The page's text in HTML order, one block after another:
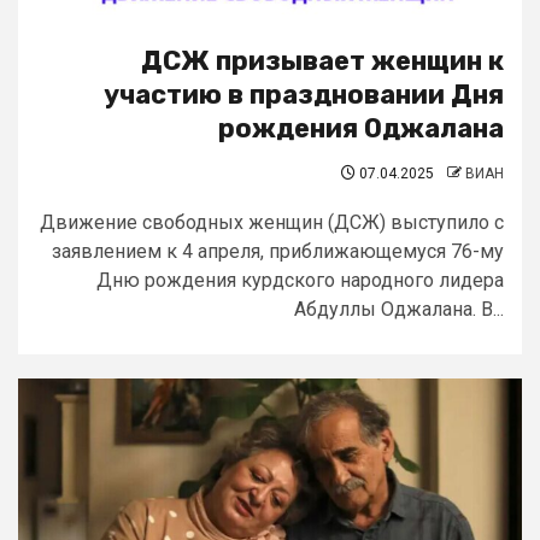
ДСЖ призывает женщин к
участию в праздновании Дня
рождения Оджалана
07.04.2025 ВИАН
Движение свободных женщин (ДСЖ) выступило с
заявлением к 4 апреля, приближающемуся 76-му
Дню рождения курдского народного лидера
Абдуллы Оджалана. В...